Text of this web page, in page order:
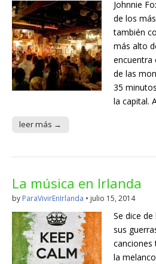
Irlanda!
Johnnie
de los
también
más alto
encuentra
de las
35
la capital.
leer más →
La música en Irlanda
by ParaVivirEnIrlanda • julio 15, 2014
Se dice
sus
canciones
la